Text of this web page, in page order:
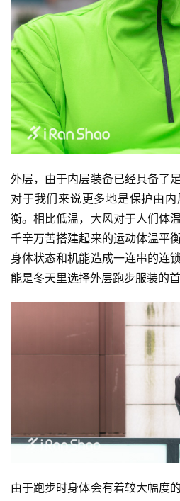
备
练
外层，由于内层装备已经具备了
对于我们来说更多地是保护由
衡。相比低温，大风对于人们体
千辛万苦搭建起来的运动体温平
身体状态和机能造成一连串的连
能是冬天里选择外层跑步服装的首
由于跑步时身体会有着较大幅度